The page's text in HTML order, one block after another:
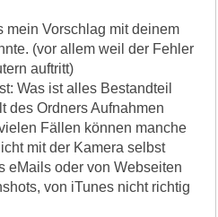
mein Vorschlag mit deinem
(vor allem weil der Fehler
auftritt)
Was ist alles Bestandteil
des Ordners Aufnahmen
Fällen können manche
mit der Kamera selbst
eMails oder von Webseiten
von iTunes nicht richtig